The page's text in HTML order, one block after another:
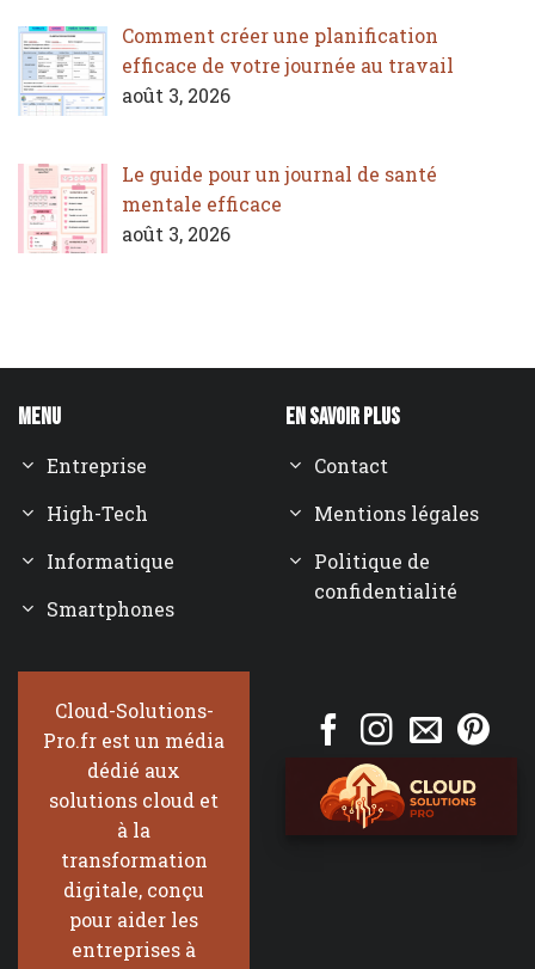
Comment créer une planification
efficace de votre journée au travail
août 3, 2026
Le guide pour un journal de santé
mentale efficace
août 3, 2026
Menu
Entreprise
High-Tech
Informatique
Smartphones
En savoir plus
Contact
Mentions légales
Politique de
confidentialité
Cloud-Solutions-
Pro.fr est un média
dédié aux
solutions cloud et
à la
transformation
digitale, conçu
pour aider les
entreprises à